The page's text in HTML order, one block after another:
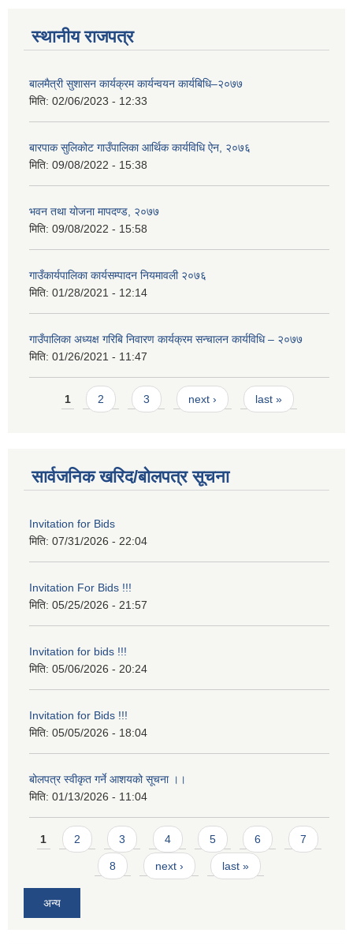
स्थानीय राजपत्र
बालमैत्री सुशासन कार्यक्रम कार्यन्वयन कार्यबिधि–२०७७
मिति: 02/06/2023 - 12:33
बारपाक सुलिकोट गाउँपालिका आर्थिक कार्यविधि ऐन, २०७६
मिति: 09/08/2022 - 15:38
भवन तथा योजना मापदण्ड, २०७७
मिति: 09/08/2022 - 15:58
गाउँकार्यपालिका कार्यसम्पादन नियमावली २०७६
मिति: 01/28/2021 - 12:14
गाउँपालिका अध्यक्ष गरिबि निवारण कार्यक्रम सन्चालन कार्यविधि – २०७७
मिति: 01/26/2021 - 11:47
Pages
1 2 3 next › last »
सार्वजनिक खरिद/बोलपत्र सूचना
Invitation for Bids
मिति: 07/31/2026 - 22:04
Invitation For Bids !!!
मिति: 05/25/2026 - 21:57
Invitation for bids !!!
मिति: 05/06/2026 - 20:24
Invitation for Bids !!!
मिति: 05/05/2026 - 18:04
बोलपत्र स्वीकृत गर्ने आशयको सूचना ।।
मिति: 01/13/2026 - 11:04
Pages
1 2 3 4 5 6 7
8 next › last »
अन्य